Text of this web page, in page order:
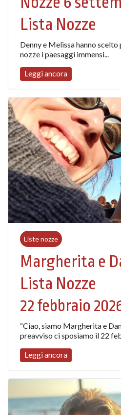
Lista Nozze
Denny e Melissa hanno
nozze i paesaggi immensi...
Leggi ancora
Liste nozze
Margherita e
Lista Nozze
22 febbraio
“Ciao, siamo Margherita e
preavviso ci sposiamo il 22
Leggi ancora